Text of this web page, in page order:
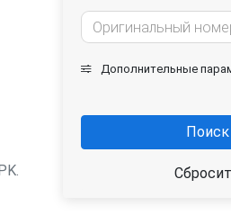
Дополнительные
Поиск